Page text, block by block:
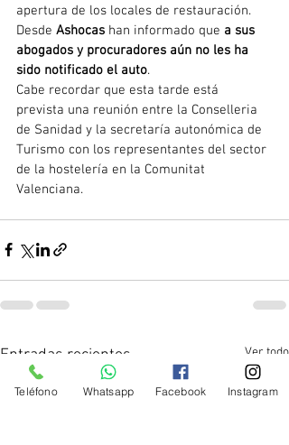
apertura de los locales de restauración.
Desde Ashocas han informado que a sus
abogados y procuradores aún no les ha
sido notificado el auto.
Cabe recordar que esta tarde está
prevista una reunión entre la Conselleria
de Sanidad y la secretaría autonómica de
Turismo con los representantes del sector
de la hostelería en la Comunitat
Valenciana.
Entradas recientes Ver todo
Teléfono Whatsapp Facebook Instagram